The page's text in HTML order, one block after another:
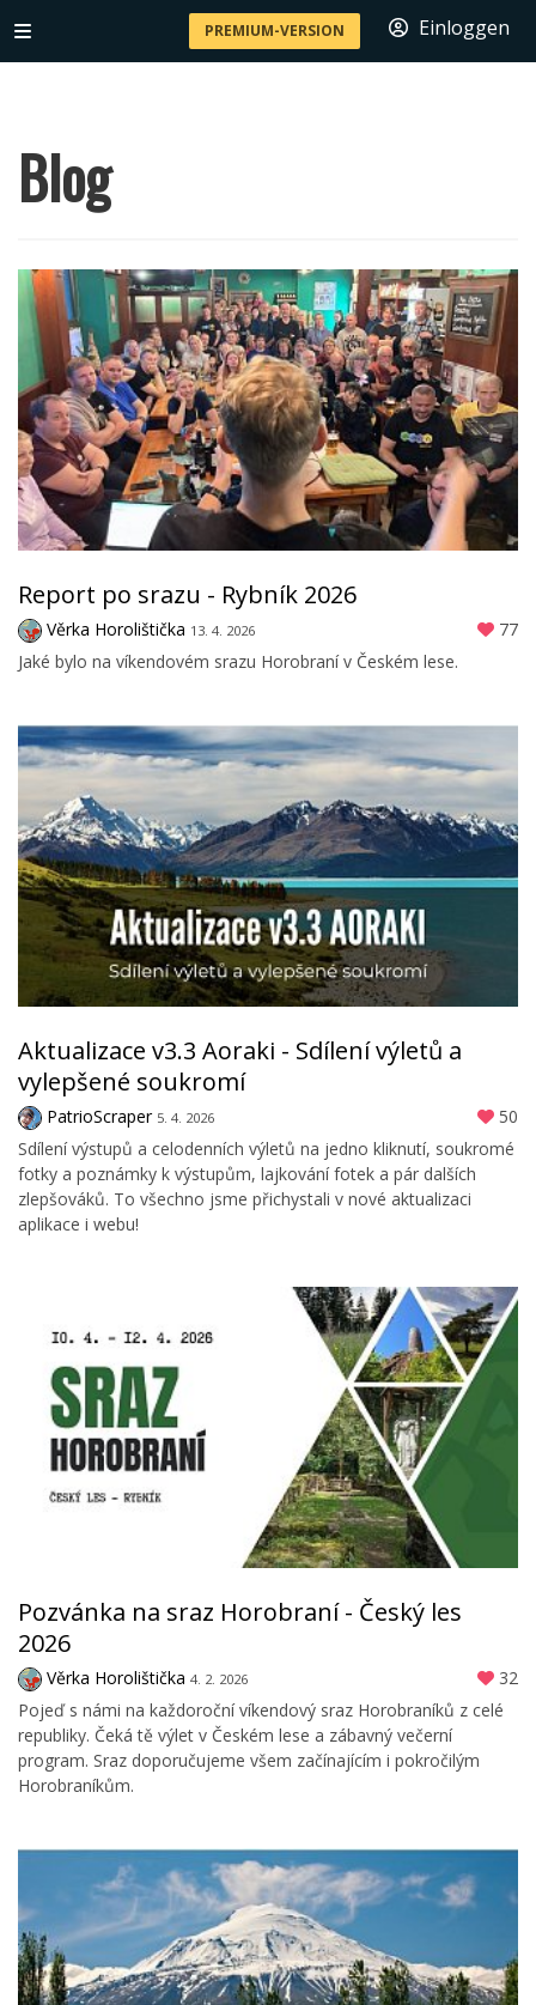
PREMIUM-VERSION Einloggen
Blog
Report po srazu - Rybník 2026
Věrka Horolištička 13. 4. 2026
77
Jaké bylo na víkendovém srazu Horobraní v Českém lese.
Aktualizace v3.3 Aoraki - Sdílení výletů a
vylepšené soukromí
PatrioScraper 5. 4. 2026
50
Sdílení výstupů a celodenních výletů na jedno kliknutí, soukromé
fotky a poznámky k výstupům, lajkování fotek a pár dalších
zlepšováků. To všechno jsme přichystali v nové aktualizaci
aplikace i webu!
Pozvánka na sraz Horobraní - Český les
2026
Věrka Horolištička 4. 2. 2026
32
Pojeď s námi na každoroční víkendový sraz Horobraníků z celé
republiky. Čeká tě výlet v Českém lese a zábavný večerní
program. Sraz doporučujeme všem začínajícím i pokročilým
Horobraníkům.